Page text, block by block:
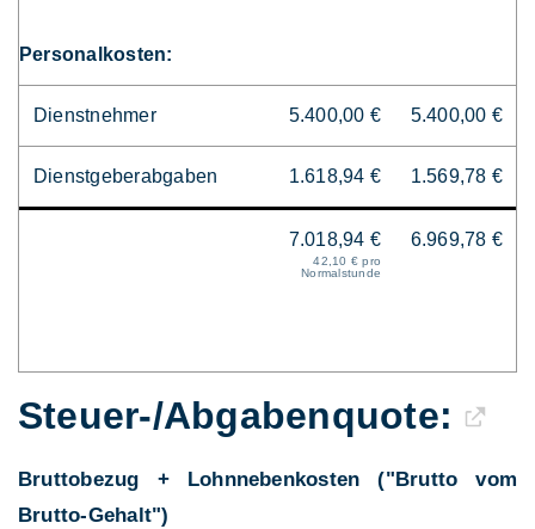
Personalkosten:
Dienstnehmer 5.400,00 € 5.400,00 €
Dienstgeberabgaben 1.618,94 € 1.569,78 €
7.018,94 €
42,10 € pro
Normalstunde
6.969,78 €
Steuer-/Abgaben­quote:
Bruttobezug + Lohnnebenkosten ("Brutto vom
Brutto-Gehalt")